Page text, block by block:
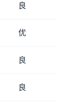
良
优
良
良